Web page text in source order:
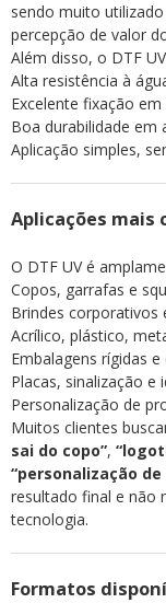
sendo muito
percepção de valor
Além disso, o DTF
Alta resistência à
Excelente fixação
Boa durabilidade em
Aplicação simples,
Aplicações mais
O DTF UV é
Copos, garrafas e
Brindes corporativos
Acrílico, plástico,
Embalagens rígidas e
Placas, sinalização e
Personalização de
Muitos clientes
sai do copo”,
“personalização
resultado final e não
tecnologia.
Formatos